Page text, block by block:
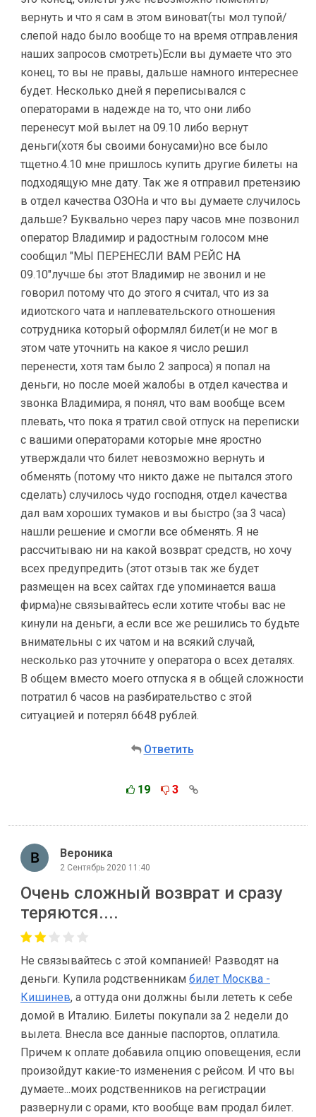
вернуть и что я сам в этом виноват(ты мол тупой/
слепой надо было вообще то на время отправления
наших запросов смотреть)Если вы думаете что это
конец, то вы не правы, дальше намного интереснее
будет. Несколько дней я переписывался с
операторами в надежде на то, что они либо
перенесут мой вылет на 09.10 либо вернут
деньги(хотя бы своими бонусами)но все было
тщетно.4.10 мне пришлось купить другие билеты на
подходящую мне дату. Так же я отправил претензию
в отдел качества ОЗОНа и что вы думаете случилось
дальше? Буквально через пару часов мне позвонил
оператор Владимир и радостным голосом мне
сообщил "МЫ ПЕРЕНЕСЛИ ВАМ РЕЙС НА
09.10"лучше бы этот Владимир не звонил и не
говорил потому что до этого я считал, что из за
идиотского чата и наплевательского отношения
сотрудника который оформлял билет(и не мог в
этом чате уточнить на какое я число решил
перенести, хотя там было 2 запроса) я попал на
деньги, но после моей жалобы в отдел качества и
звонка Владимира, я понял, что вам вообще всем
плевать, что пока я тратил свой отпуск на переписки
с вашими операторами которые мне яростно
утверждали что билет невозможно вернуть и
обменять (потому что никто даже не пытался этого
сделать) случилось чудо господня, отдел качества
дал вам хороших тумаков и вы быстро (за 3 часа)
нашли решение и смогли все обменять. Я не
рассчитываю ни на какой возврат средств, но хочу
всех предупредить (этот отзыв так же будет
размещен на всех сайтах где упоминается ваша
фирма)не связывайтесь если хотите чтобы вас не
кинули на деньги, а если все же решились то будьте
внимательны с их чатом и на всякий случай,
несколько раз уточните у оператора о всех деталях.
В общем вместо моего отпуска я в общей сложности
потратил 6 часов на разбирательство с этой
ситуацией и потерял 6648 рублей.
Ответить
19 3
Вероника
2 Сентябрь 2020 11:40
Очень сложный возврат и сразу
теряются....
Не связывайтесь с этой компанией! Разводят на
деньги. Купила родственникам билет Москва -
Кишинев, а оттуда они должны были лететь к себе
домой в Италию. Билеты покупали за 2 недели до
вылета. Внесла все данные паспортов, оплатила.
Причем к оплате добавила опцию оповещения, если
произойдут какие-то изменения с рейсом. И что вы
думаете...моих родственников на регистрации
развернули с орами, кто вообще вам продал билет.